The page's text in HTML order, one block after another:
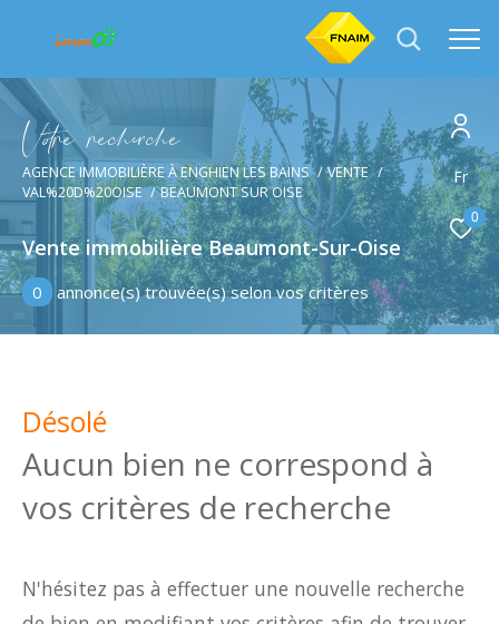
Fr
0
Vore recece
AGENCE IMMOBILIÈRE À ENGHIEN LES BAINS
VENTE
VAL%20D%20OISE
BEAUMONT SUR OISE
Vente immobilière Beaumont-Sur-Oise
0 annonce(s) trouvée(s) selon vos critères
Désolé
Aucun bien ne correspond à
vos critères de recherche
N'hésitez pas à effectuer une nouvelle recherche
Effectuer une recherche
et trouver le bien qui correspond à vos critères
Type
d'offre
Vente
Type
Ville
Budget
Surface